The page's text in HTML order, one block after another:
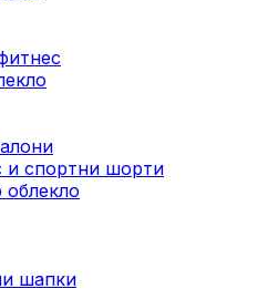
и спортни шорти
шапки